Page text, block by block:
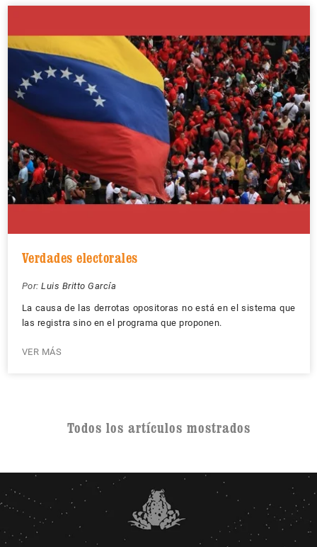
Verdades electorales
Por: Luis Britto García
La causa de las derrotas opositoras no está en el sistema que
las registra sino en el programa que proponen.
VER MÁS
Todos los artículos mostrados